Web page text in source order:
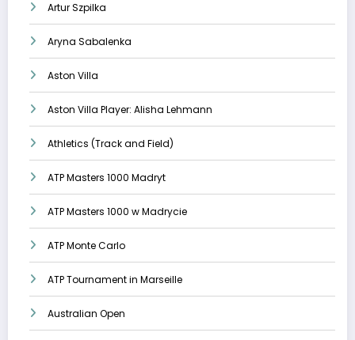
Artur Szpilka
Aryna Sabalenka
Aston Villa
Aston Villa Player: Alisha Lehmann
Athletics (Track and Field)
ATP Masters 1000 Madryt
ATP Masters 1000 w Madrycie
ATP Monte Carlo
ATP Tournament in Marseille
Australian Open